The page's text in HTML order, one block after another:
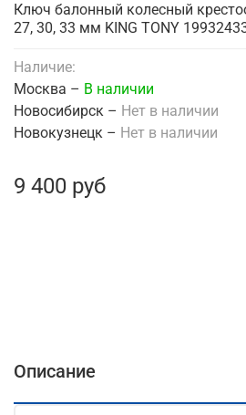
9 400 руб
Наличие:
Москва – В наличии
Новосибирск – Нет в наличии
Новокузнецк – Нет в наличии
Ключ балонный колесный
27, 30, 33 мм KING TONY
Описание